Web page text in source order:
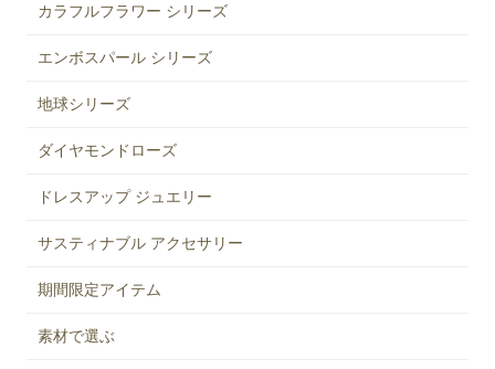
カラフルフラワー シリーズ
エンボスパール シリーズ
地球シリーズ
ダイヤモンドローズ
ドレスアップ ジュエリー
サスティナブル アクセサリー
期間限定アイテム
素材で選ぶ